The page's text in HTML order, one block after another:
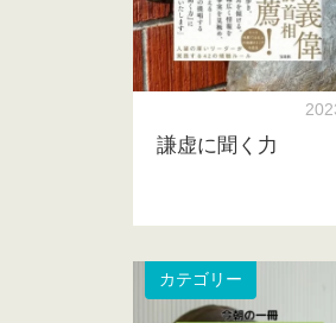
謙虚に聞く力
カテゴリー